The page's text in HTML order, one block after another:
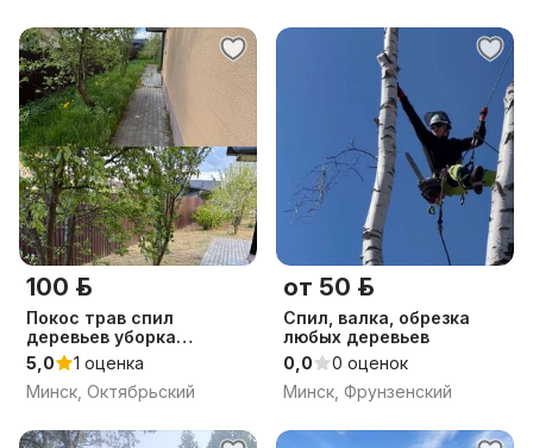
100 р.
Покос трав спил
деревьев уборка
участка
5,0
1 оценка
Минск, Октябрьский
от 50 р.
Спил, валка, обрезка
любых деревьев
0,0
0 оценок
Минск, Фрунзенский